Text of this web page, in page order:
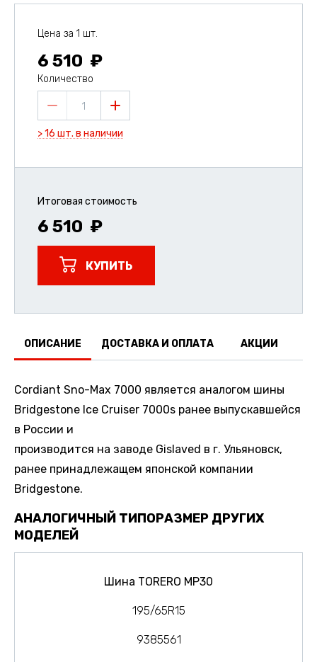
Цена за 1 шт.
6 510
Количество
1
> 16 шт. в наличии
Итоговая стоимость
6 510
КУПИТЬ
ОПИСАНИЕ ДОСТАВКА И ОПЛАТА АКЦИИ
Cordiant Sno-Max 7000 является аналогом шины
Bridgestone Ice Cruiser 7000s ранее выпускавшейся
в России и
производится на заводе Gislaved в г. Ульяновск,
ранее принадлежащем японской компании
Bridgestone.
АНАЛОГИЧНЫЙ ТИПОРАЗМЕР ДРУГИХ
МОДЕЛЕЙ
Шина TORERO MP30
195/65R15
9385561